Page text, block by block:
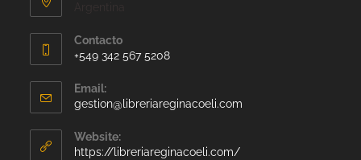
Contacto
+549 342 567 5208
Email:
gestion@libreriareginacoeli.com
Website:
https://libreriareginacoeli.com/